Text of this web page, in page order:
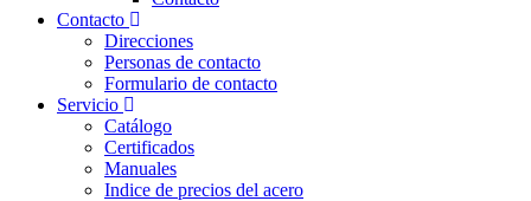
Contacto
Direcciones
Personas de contacto
Formulario de contacto
Servicio
Catálogo
Certificados
Manuales
Indice de precios del acero